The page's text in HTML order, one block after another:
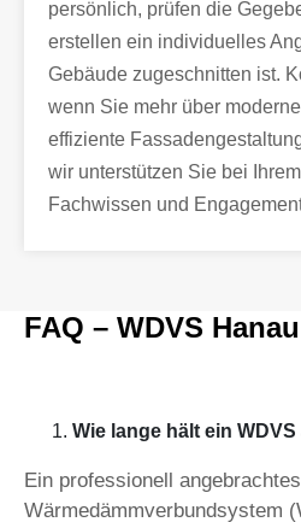
persönlich, prüfen die
erstellen ein individuelles
Gebäude zugeschnitten ist.
wenn Sie mehr über
effiziente
wir unterstützen Sie bei
Fachwissen und
FAQ – WDVS Hanau
Wie lange hält ein
Ein professionell angebrachtes
Wärmedämmverbundsystem